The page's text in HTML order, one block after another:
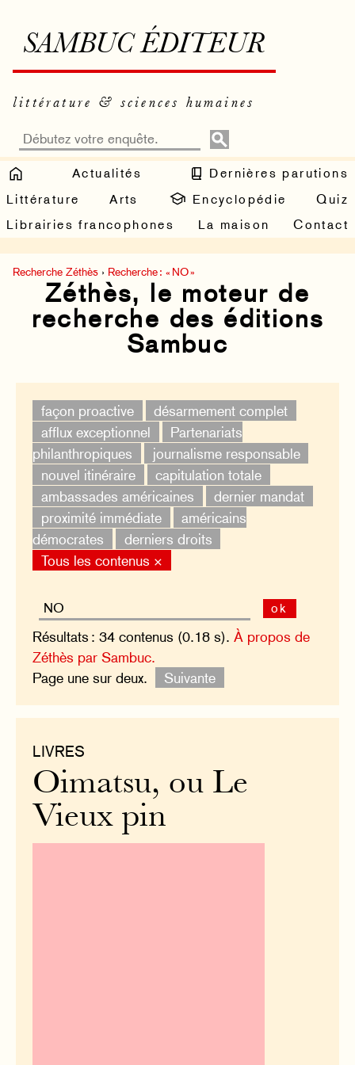
SAMBUC ÉDITEUR
littérature & sciences humaines
Actualités
Dernières parutions
Littérature
Arts Encyclopédie
Quiz
Librairies francophones
La maison Contact
Recherche Zéthès › Recherche : « NO »
Zéthès, le moteur de
recherche des éditions
Sambuc
façon proactive
désarmement complet
afflux exceptionnel
Partenariats
philanthropiques
journalisme responsable
nouvel itinéraire
capitulation totale
ambassades américaines
dernier mandat
proximité immédiate
américains
démocrates
derniers droits
Tous les contenus ×
ok
Résultats : 34 contenus (0.18 s).À propos de
Zéthès par Sambuc.
Page une sur deux.
Suivante
LIVRES
Oimatsu, ou Le
Vieux pin